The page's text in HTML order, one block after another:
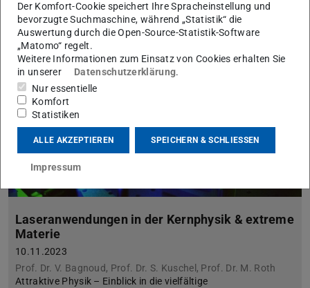
Laseranwendungen in der Kernphysik & extreme
Materie
10.11.2023
Prof. Dr. V. Bagnoud, Prof. Dr. S. Kuschel, Prof. Dr. M. Roth
Attraktive Physik – Einblick in die vielfältige
Der Komfort-Cookie speichert Ihre Spracheinstellung und
bevorzugte Suchmaschine, während „Statistik“ die
Auswertung durch die Open-Source-Statistik-Software
„Matomo“ regelt.
Weitere Informationen zum Einsatz von Cookies erhalten Sie
in unserer
Datenschutzerklärung.
Nur essentielle
Komfort
Statistiken
ALLE AKZEPTIEREN SPEICHERN & SCHLIESSEN
Impressum